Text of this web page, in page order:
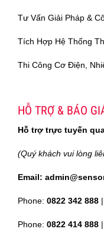
Tư Vấn Giải Pháp &
Tích Hợp Hệ Thống
Thi Công Cơ Điện,
HỖ TRỢ & BÁO
Hỗ trợ trực tuyến
(Quý khách vui lòng
Email:
Phone: 0822 342 888
Phone: 0822 414 888